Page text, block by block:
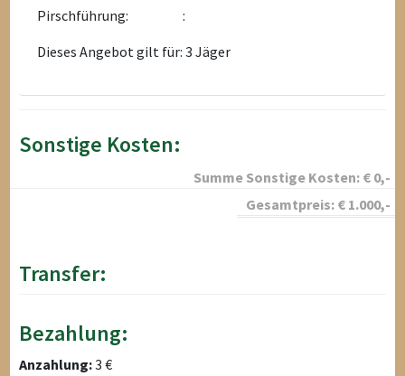
Pirschführung:
:
Dieses Angebot gilt für: 3 Jäger
Sonstige Kosten:
Summe Sonstige Kosten: € 0,-
Gesamtpreis: € 1.000,-
Transfer:
Bezahlung:
Anzahlung:3 €